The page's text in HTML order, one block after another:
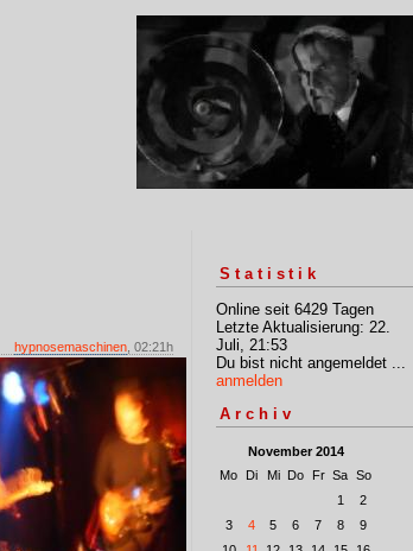
hypnosemaschinen , 02:21h
Statistik
Online seit 6429 Tagen
Letzte Aktualisierung: 22.
Juli, 21:53
Du bist nicht angemeldet ...
anmelden
Archiv
November 2014
Mo
Di Mi Do Fr Sa So
1
2
3
4 5 6 7 8
9